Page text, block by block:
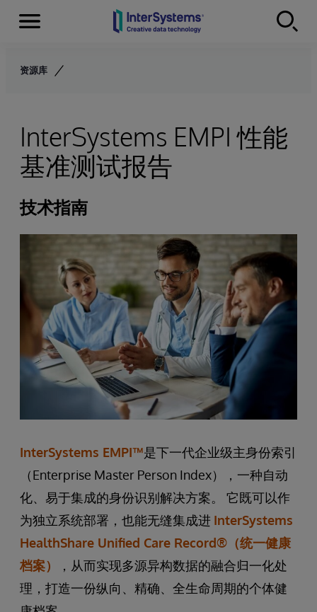
Skip to content
Menu
资源库
InterSystems EMPI 性能
基准测试报告
技术指南
InterSystems EMPI™是下一代企业级主身份索引
（Enterprise Master Person Index），一种自动
化、易于集成的身份识别解决方案。 它既可以作
为独立系统部署，也能无缝集成进 InterSystems
HealthShare Unified Care Record®（统一健康
档案）
，从而实现多源异构数据的融合归一化处
理，打造一份纵向、精确、全生命周期的个体健